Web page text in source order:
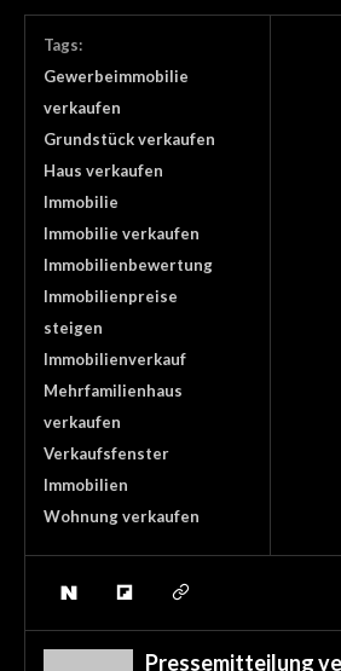
Tags:
Gewerbeimmobilie
verkaufen
Grundstück verkaufen
Haus verkaufen
Immobilie
Immobilie verkaufen
Immobilienbewertung
Immobilienpreise
steigen
Immobilienverkauf
Mehrfamilienhaus
verkaufen
Verkaufsfenster
Immobilien
Wohnung verkaufen
Pressemitteilung